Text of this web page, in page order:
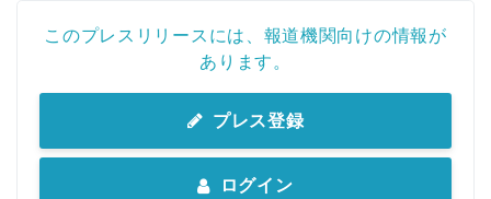
このプレスリリースには、報道機関向けの情報が
あります。
プレス登録
ログイン